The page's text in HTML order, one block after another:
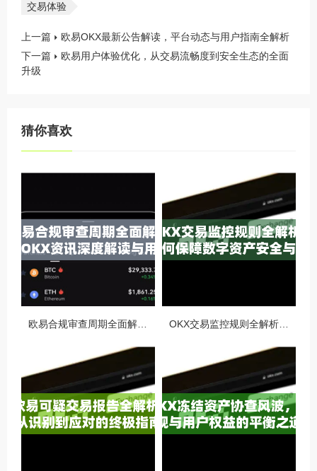
交易体验
上一篇
欧易OKX最新公告解读，平台动态与用户指南全解析
下一篇
欧易用户体验优化，从交易流畅度到安全生态的全面
升级
猜你喜欢